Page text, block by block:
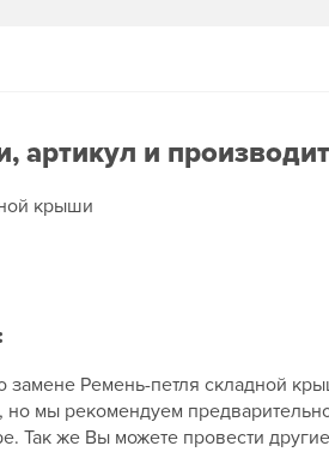
артикул и
крыши
замене Ремень-петля складной
но мы рекомендуем
Так же Вы можете провести